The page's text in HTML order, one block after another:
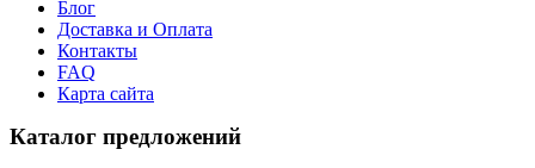
Блог
Доставка и Оплата
Контакты
FAQ
Карта сайта
Каталог предложений